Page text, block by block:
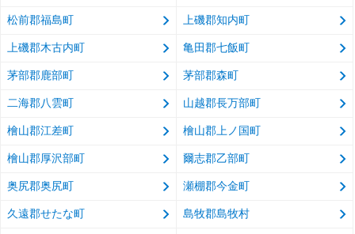
松前郡福島町 上磯郡知内町
上磯郡木古内町 亀田郡七飯町
茅部郡鹿部町 茅部郡森町
二海郡八雲町 山越郡長万部町
檜山郡江差町 檜山郡上ノ国町
檜山郡厚沢部町 爾志郡乙部町
奥尻郡奥尻町 瀬棚郡今金町
久遠郡せたな町 島牧郡島牧村